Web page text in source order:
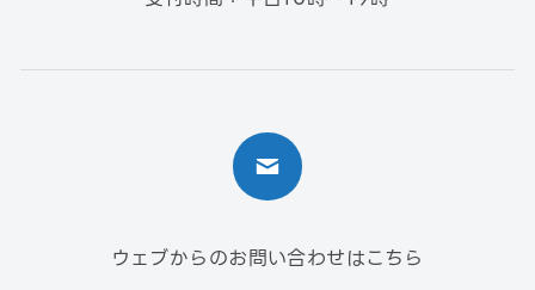
ウェブからのお問い合わせはこちら